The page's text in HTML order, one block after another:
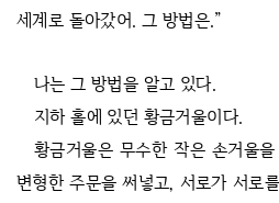
세계로 돌아갔어. 그 방법은.”
나는 그 방법을 알고 있다.
지하 홀에 있던 황금거울이다.
황금거울은 무수한 작은 손거울
변형한 주문을 써넣고, 서로가 서로